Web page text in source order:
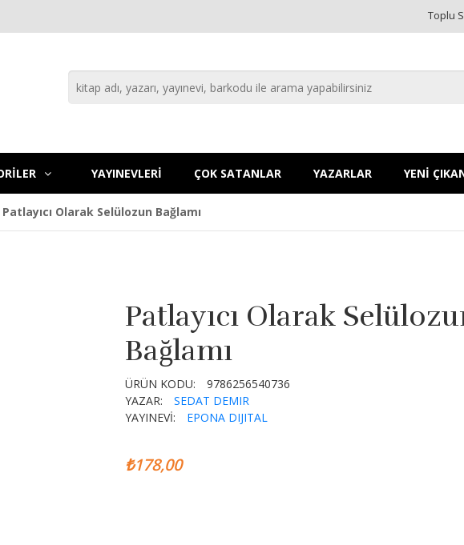
Toplu
YAYINEVLERİ ÇOK SATANLAR YAZARLAR YENİ
Patlayıcı Olarak Selülozun Bağlamı
Patlayıcı Olarak
Bağlamı
ÜRÜN KODU:
9786256540736
YAZAR:
SEDAT DEMIR
YAYINEVİ:
EPONA DIJITAL
₺178,00